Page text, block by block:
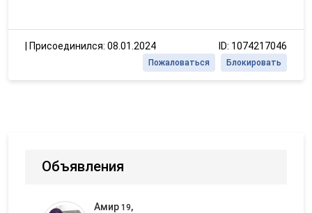
| Присоединился: 08.01.2024 ID: 1074217046
Блокировать
Пожаловаться
Объявления
Амир 19,